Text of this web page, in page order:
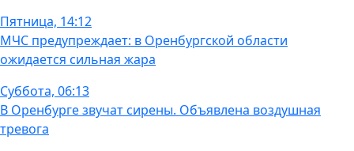
Пятница, 14:12
МЧС предупреждает: в Оренбургской области
ожидается сильная жара
Суббота, 06:13
В Оренбурге звучат сирены. Объявлена воздушная
тревога